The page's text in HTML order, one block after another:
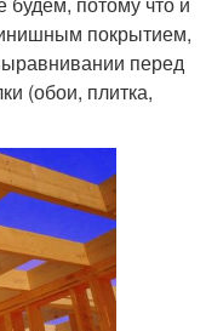
покрытием,
перед
(обои, плитка,